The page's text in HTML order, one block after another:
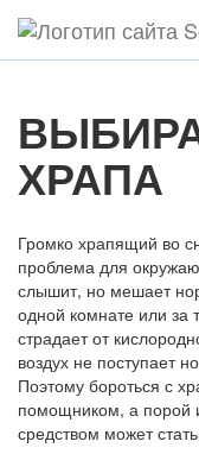
ХРАПА
Громко храпящий во
проблема для
слышит, но мешает
одной комнате или за
страдает от
воздух не поступает
Поэтому бороться с
помощником, а порой
средством может